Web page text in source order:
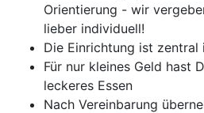
Orientierung - wir
lieber individuell!
Die Einrichtung ist zentral
Für nur kleines Geld hast
leckeres Essen
Nach Vereinbarung